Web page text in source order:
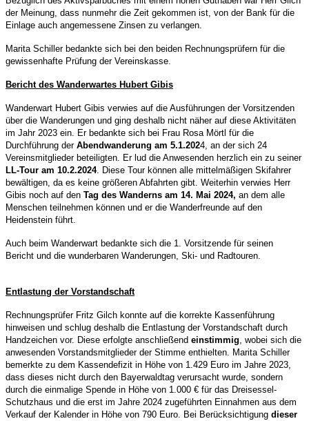
der Meinung, dass nunmehr die Zeit gekommen ist, von der Bank für die
Einlage auch angemessene Zinsen zu verlangen.
Marita Schiller bedankte sich bei den beiden Rechnungsprüfern für die
gewissenhafte Prüfung der Vereinskasse.
Bericht des Wanderwartes Hubert Gibis
Wanderwart Hubert Gibis verwies auf die Ausführungen der Vorsitzenden
über die Wanderungen und ging deshalb nicht näher auf diese Aktivitäten
im Jahr 2023 ein. Er bedankte sich bei Frau Rosa Mörtl für die
Durchführung der Abendwanderung am 5.1.2024, an der sich 24
Vereinsmitglieder beteiligten. Er lud die Anwesenden herzlich ein zu seiner
LL-Tour am 10.2.2024. Diese Tour können alle mittelmäßigen Skifahrer
bewältigen, da es keine größeren Abfahrten gibt. Weiterhin verwies Herr
Gibis noch auf den Tag des Wanderns am 14. Mai 2024, an dem alle
Menschen teilnehmen können und er die Wanderfreunde auf den
Heidenstein führt.
Auch beim Wanderwart bedankte sich die 1. Vorsitzende für seinen
Bericht und die wunderbaren Wanderungen, Ski- und Radtouren.
Entlastung der Vorstandschaft
Rechnungsprüfer Fritz Gilch konnte auf die korrekte Kassenführung
hinweisen und schlug deshalb die Entlastung der Vorstandschaft durch
Handzeichen vor. Diese erfolgte anschließend einstimmig, wobei sich die
anwesenden Vorstandsmitglieder der Stimme enthielten. Marita Schiller
bemerkte zu dem Kassendefizit in Höhe von 1.429 Euro im Jahre 2023,
dass dieses nicht durch den Bayerwaldtag verursacht wurde, sondern
durch die einmalige Spende in Höhe von 1.000 € für das Dreisessel-
Schutzhaus und die erst im Jahre 2024 zugeführten Einnahmen aus dem
Verkauf der Kalender in Höhe von 790 Euro. Bei Berücksichtigung dieser